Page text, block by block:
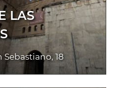
LAS
Sebastiano, 18